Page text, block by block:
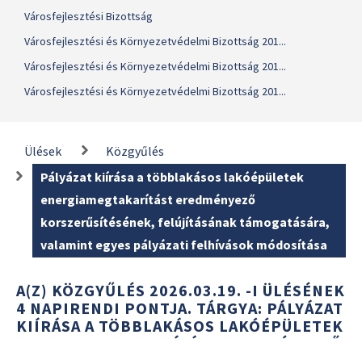
Városfejlesztési Bizottság
Városfejlesztési és Környezetvédelmi Bizottság 201...
Városfejlesztési és Környezetvédelmi Bizottság 201...
Városfejlesztési és Környezetvédelmi Bizottság 201...
Ülések
Közgyűlés
Pályázat kiírása a többlakásos lakóépületek
energiamegtakarítást eredményező
korszerűsítésének, felújításának támogatására,
valamint egyes pályázati felhívások módosítása
A(Z) KÖZGYŰLÉS 2026.03.19. -I ÜLÉSÉNEK
4 NAPIRENDI PONTJA. TÁRGYA: PÁLYÁZAT
KIÍRÁSA A TÖBBLAKÁSOS LAKÓÉPÜLETEK